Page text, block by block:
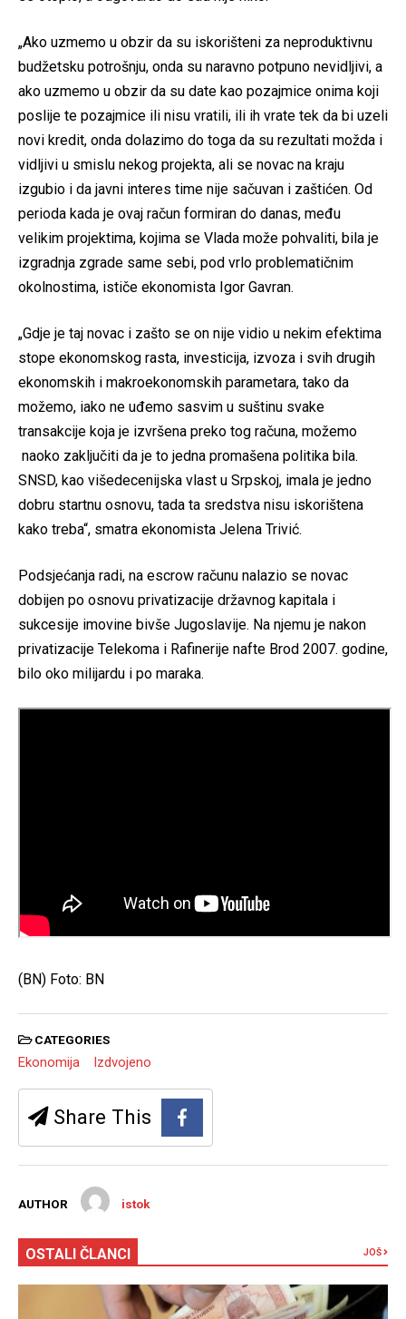
„Ako uzmemo u obzir da su iskorišteni za neproduktivnu
budžetsku potrošnju, onda su naravno potpuno nevidljivi, a
ako uzmemo u obzir da su date kao pozajmice onima koji
poslije te pozajmice ili nisu vratili, ili ih vrate tek da bi uzeli
novi kredit, onda dolazimo do toga da su rezultati možda i
vidljivi u smislu nekog projekta, ali se novac na kraju
izgubio i da javni interes time nije sačuvan i zaštićen. Od
perioda kada je ovaj račun formiran do danas, među
velikim projektima, kojima se Vlada može pohvaliti, bila je
izgradnja zgrade same sebi, pod vrlo problematičnim
okolnostima, ističe ekonomista Igor Gavran.
„Gdje je taj novac i zašto se on nije vidio u nekim efektima
stope ekonomskog rasta, investicija, izvoza i svih drugih
ekonomskih i makroekonomskih parametara, tako da
možemo, iako ne uđemo sasvim u suštinu svake
transakcije koja je izvršena preko tog računa, možemo
naoko zaključiti da je to jedna promašena politika bila.
SNSD, kao višedecenijska vlast u Srpskoj, imala je jedno
dobru startnu osnovu, tada ta sredstva nisu iskorištena
kako treba“, smatra ekonomista Jelena Trivić.
Podsjećanja radi, na escrow računu nalazio se novac
dobijen po osnovu privatizacije državnog kapitala i
sukcesije imovine bivše Jugoslavije. Na njemu je nakon
privatizacije Telekoma i Rafinerije nafte Brod 2007. godine,
bilo oko milijardu i po maraka.
(BN) Foto: BN
CATEGORIES
Ekonomija Izdvojeno
Share This
AUTHOR istok
OSTALI ČLANCI JOŠ